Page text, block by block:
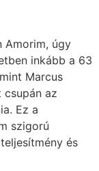
Amorim, úgy
inkább a 63
Marcus
az
Ez a
szigorú
és